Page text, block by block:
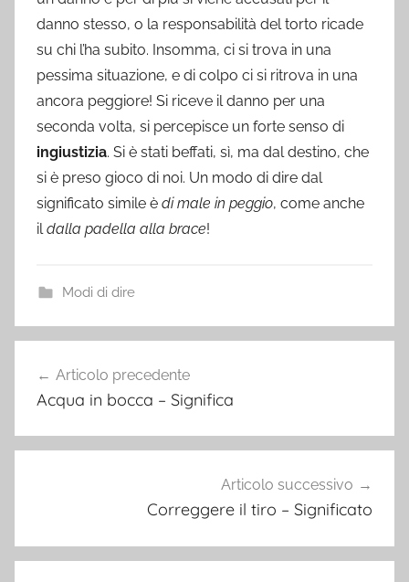
danno stesso, o la responsabilità del torto ricade
su chi l’ha subito. Insomma, ci si trova in una
pessima situazione, e di colpo ci si ritrova in una
ancora peggiore! Si riceve il danno per una
seconda volta, si percepisce un forte senso di
ingiustizia. Si è stati beffati, sì, ma dal destino, che
si è preso gioco di noi. Un modo di dire dal
significato simile è di male in peggio, come anche
ildalla padella alla brace!
Modi di dire
articoli
Articolo precedente
Acqua in bocca – Significa
Articolo successivo
Correggere il tiro – Significato